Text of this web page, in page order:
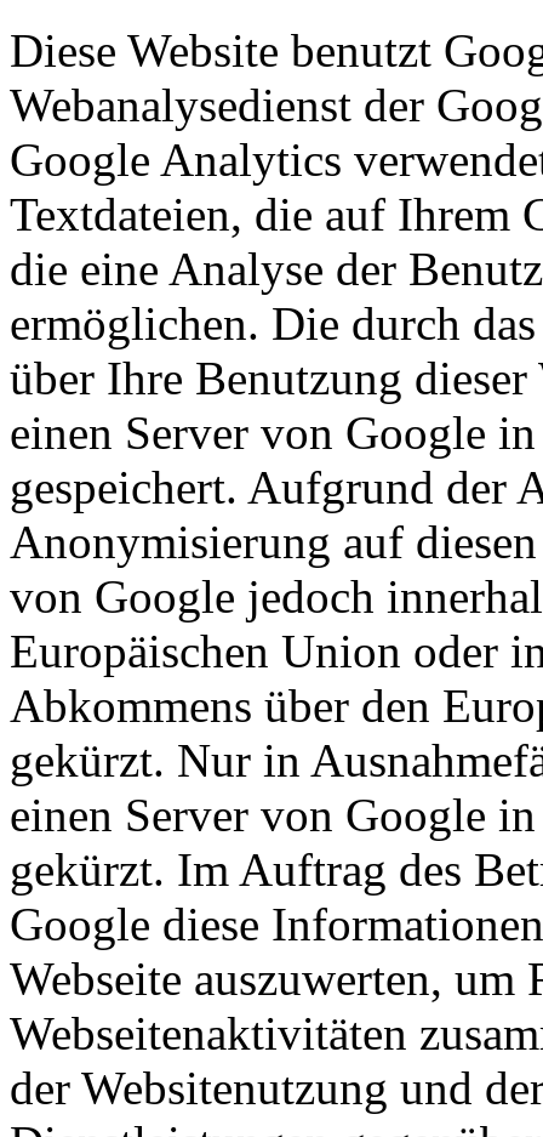
Diese Website benutzt
Webanalysedienst der
Google Analytics
Textdateien, die auf Ihrem
die eine Analyse der
ermöglichen. Die durch
über Ihre Benutzung
einen Server von Google
gespeichert. Aufgrund der
Anonymisierung auf
von Google jedoch
Europäischen Union oder
Abkommens über den
gekürzt. Nur in
einen Server von Google
gekürzt. Im Auftrag des
Google diese
Webseite auszuwerten, um
Webseitenaktivitäten
der Websitenutzung und